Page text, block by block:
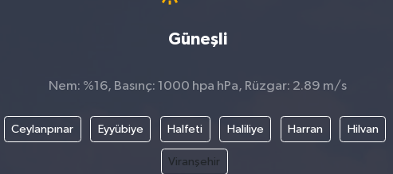
Güneşli
Nem: %16, Basınç: 1000 hpa hPa, Rüzgar: 2.89 m/s
Ceylanpınar Eyyübiye Halfeti Haliliye Harran Hilvan
Viranşehir